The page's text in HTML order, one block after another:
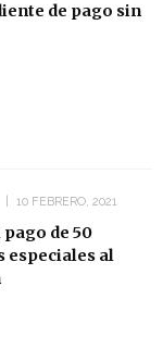
de pago sin
10 FEBRERO, 2021
de 50
especiales al